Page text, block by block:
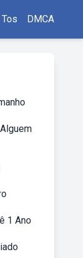
Tos DMCA
1 Ano